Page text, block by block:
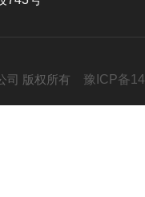
司 版权所有 豫ICP备